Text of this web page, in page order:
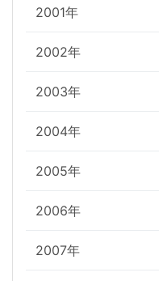
2001年
2002年
2003年
2004年
2005年
2006年
2007年